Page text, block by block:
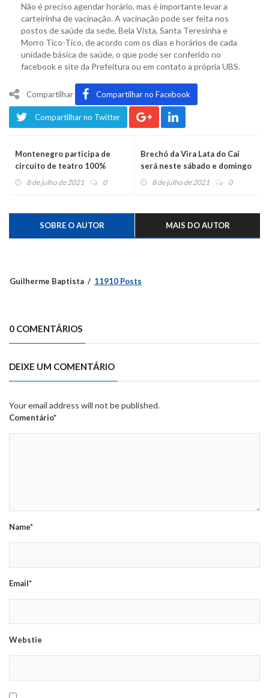
Não é preciso agendar horário, mas é importante levar a
carteirinha de vacinação. A vacinação pode ser feita nos
postos de saúde da sede, Bela Vista, Santa Teresinha e
Morro Tico-Tico, de acordo com os dias e horários de cada
unidade básica de saúde, o que pode ser conferido no
facebook e site da Prefeitura ou em contato a própria UBS.
Compartilhar Compartilhar no Facebook
Compartilhar no Twitter
Montenegro participa de
circuito de teatro 100%
online e gratuito
8 de julho de 2021 0
Brechó da Vira Lata do Caí
será neste sábado e domingo
8 de julho de 2021 0
SOBRE O AUTOR MAIS DO AUTOR
Guilherme Baptista 11910 Posts
0 COMENTÁRIOS
DEIXE UM COMENTÁRIO
Your email address will not be published.
Comentário*
Name*
Email*
Webstie